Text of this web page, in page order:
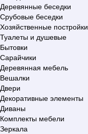
Деревянные беседки
Срубовые беседки
Хозяйственные постройки
Туалеты и душевые
Бытовки
Сарайчики
Деревянная мебель
Вешалки
Двери
Декоративные элементы
Диваны
Комплекты мебели
Зеркала